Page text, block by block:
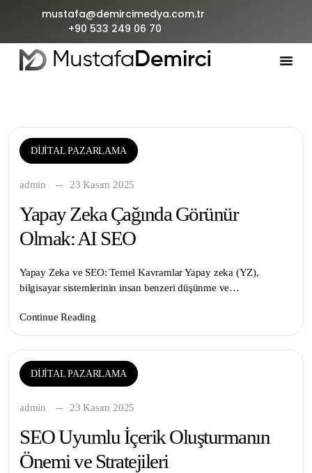
mustafa@demircimedya.com.tr
+90 533 249 06 70
DIJITAL PAZARLAMA
admin 23 Kasım 2025
Yapay Zeka Çağında Görünür
Olmak: AI SEO
Yapay Zeka ve SEO: Temel Kavramlar Yapay zeka (YZ),
bilgisayar sistemlerinin insan benzeri düşünme ve…
Continue Reading
DIJITAL PAZARLAMA
admin 23 Kasım 2025
SEO Uyumlu İçerik Oluşturmanın
Önemi ve Stratejileri